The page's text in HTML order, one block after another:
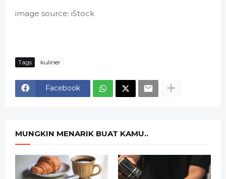
image source: iStock
Tags kuliner
Facebook
MUNGKIN MENARIK BUAT KAMU..